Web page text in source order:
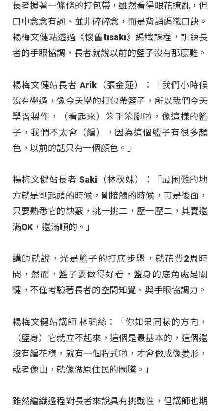
長者握著一條條的打包帶，雖然看得眼花撩亂，但
口中念念有詞、並非碎碎念，而是背誦編織口訣。
楊梅文健站透過《懷舊tisaki》編織課程，訓練長
者的手眼協調，長者就說以前的籃子沒有那麼難。
楊梅文健站長者 Arik（張金蓮）：「我們小時候
沒有學過，像今天學的打包帶籃子，所以我們今天
學習製作，（看起來）笨手笨腳啦，像這樣的籃
子，我們不太會（編），因為這個籃子有很多顏
色，以前的話只有一個顏色。」
楊梅文健站長者 Saki（林秋妹）：「最困難的地
方就是剛起頭的時候，剛接觸的時候，可是後面，
只要熟悉它的訣竅，挑一挑二，壓一壓二，其實還
滿OK，還滿順的。」
講師就說，光是籃子的打底步驟，就花費2周時
間，然而，籃子要做得好看，籃身的底角處是關
鍵，不僅考驗著長者的空間知覺、與手眼協調力。
楊梅文健站講師 林珮絲：「你如果同樣的方向，
（籃身）它就立不起來，這個是最基本的，這個還
沒有編花樣，就有一個程式啦，才會做成像菱形，
或者像山，就像做原住民的圖騰。」
雖然編織過程對長者來說具有挑戰性，但講師也期